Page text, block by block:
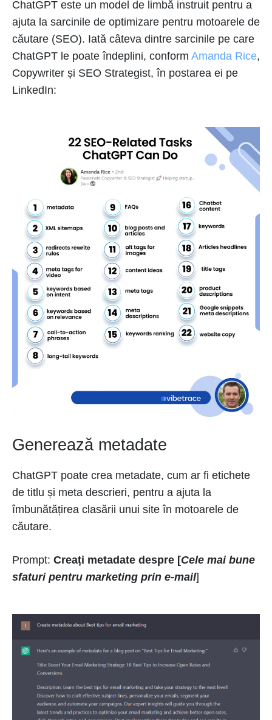
ChatGPT este un model de limbă instruit pentru a
ajuta la sarcinile de optimizare pentru motoarele de
căutare (SEO). Iată câteva dintre sarcinile pe care
ChatGPT le poate îndeplini, conform Amanda Rice,
Copywriter și SEO Strategist, în postarea ei pe
LinkedIn:
Generează metadate
ChatGPT poate crea metadate, cum ar fi etichete
de titlu și meta descrieri, pentru a ajuta la
îmbunătățirea clasării unui site în motoarele de
căutare.
Prompt: Creați metadate despre [Cele mai bune
sfaturi pentru marketing prin e-mail]